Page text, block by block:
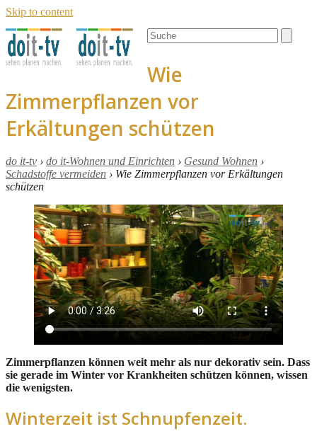
Skip to content
Open
mobile
Close
mobile
Search
Wie
Zimmerpflanzen vor
Erkältungen schützen
do it-tv › do it-Wohnen und Einrichten › Gesund Wohnen ›
Schadstoffe vermeiden › Wie Zimmerpflanzen vor Erkältungen
schützen
Zimmerpflanzen können weit mehr als nur dekorativ sein. Dass
sie gerade im Winter vor Krankheiten schützen können, wissen
die wenigsten.
Winterzeit ist Schnupfenzeit.